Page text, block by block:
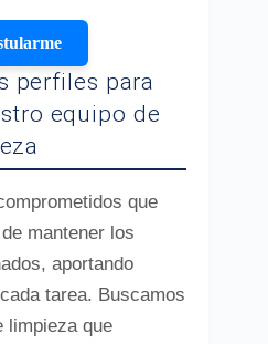
perfiles para
equipo de
que
mantener los
aportando
tarea. Buscamos
limpieza que